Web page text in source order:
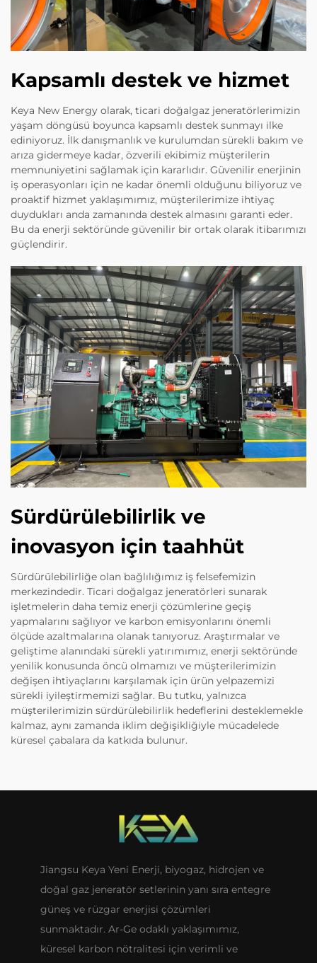
Kapsamlı destek ve hizmet
Keya New Energy olarak, ticari doğalgaz jeneratörlerimizin
yaşam döngüsü boyunca kapsamlı destek sunmayı ilke
ediniyoruz. İlk danışmanlık ve kurulumdan sürekli bakım ve
arıza gidermeye kadar, özverili ekibimiz müşterilerin
memnuniyetini sağlamak için kararlıdır. Güvenilir enerjinin
iş operasyonları için ne kadar önemli olduğunu biliyoruz ve
proaktif hizmet yaklaşımımız, müşterilerimize ihtiyaç
duydukları anda zamanında destek almasını garanti eder.
Bu da enerji sektöründe güvenilir bir ortak olarak itibarımızı
güçlendirir.
Sürdürülebilirlik ve
inovasyon için taahhüt
Sürdürülebilirliğe olan bağlılığımız iş felsefemizin
merkezindedir. Ticari doğalgaz jeneratörleri sunarak
işletmelerin daha temiz enerji çözümlerine geçiş
yapmalarını sağlıyor ve karbon emisyonlarını önemli
ölçüde azaltmalarına olanak tanıyoruz. Araştırmalar ve
geliştime alanındaki sürekli yatırımımız, enerji sektöründe
yenilik konusunda öncü olmamızı ve müşterilerimizin
değişen ihtiyaçlarını karşılamak için ürün yelpazemizi
sürekli iyileştirmemizi sağlar. Bu tutku, yalnızca
müşterilerimizin sürdürülebilirlik hedeflerini desteklemekle
kalmaz, aynı zamanda iklim değişikliğiyle mücadelede
küresel çabalara da katkıda bulunur.
Jiangsu Keya Yeni Enerji, biyogaz, hidrojen ve
doğal gaz jeneratör setlerinin yanı sıra entegre
güneş ve rüzgar enerjisi çözümleri
sunmaktadır. Ar-Ge odaklı yaklaşımımız,
küresel karbon nötralitesi için verimli ve